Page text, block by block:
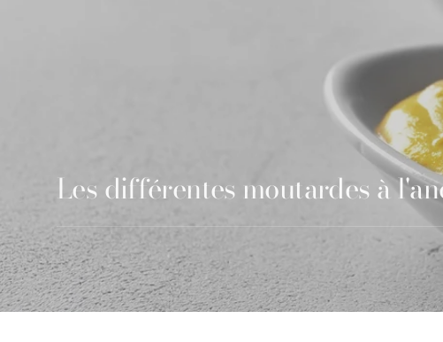
Les différentes moutardes à